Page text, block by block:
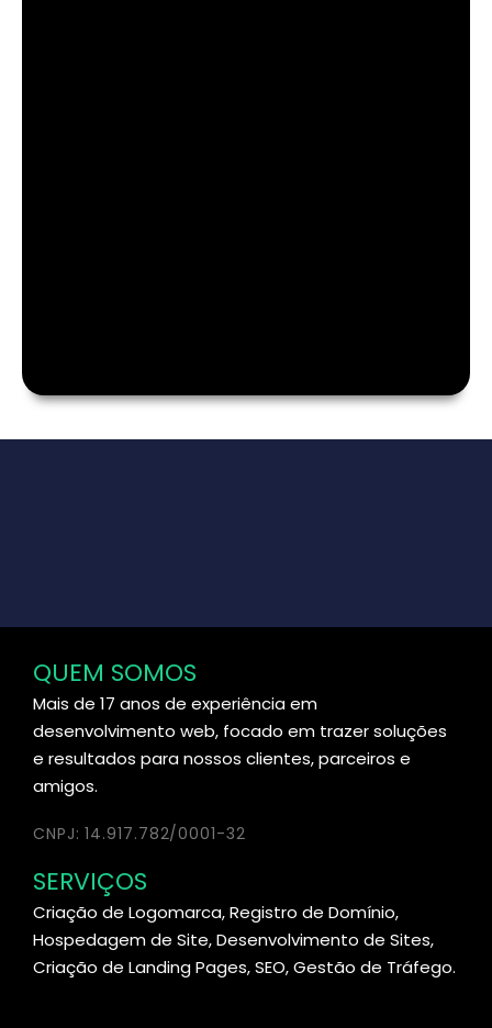
QUEM SOMOS
Mais de 17 anos de experiência em
desenvolvimento web, focado em trazer soluções
e resultados para nossos clientes, parceiros e
amigos.
CNPJ: 14.917.782/0001-32
SERVIÇOS
Criação de Logomarca, Registro de Domínio,
Hospedagem de Site, Desenvolvimento de Sites,
Criação de Landing Pages, SEO, Gestão de Tráfego.